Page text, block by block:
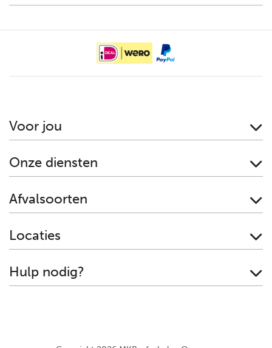
Voor jou
Onze diensten
Afvalsoorten
Locaties
Hulp nodig?